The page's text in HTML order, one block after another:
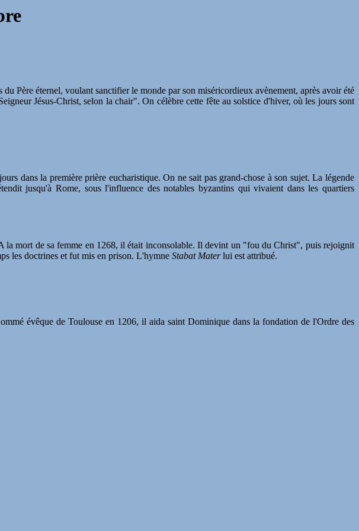
Père éternel, voulant sanctifier le monde par son miséricordieux avènement, après avoir été
Jésus-Christ, selon la chair". On célèbre cette fête au solstice d'hiver, où les jours sont
dans la première prière eucharistique. On ne sait pas grand-chose à son sujet. La légende
jusqu'à Rome, sous l'influence des notables byzantins qui vivaient dans les quartiers
la mort de sa femme en 1268, il était inconsolable. Il devint un "fou du Christ", puis rejoignit
les doctrines et fut mis en prison. L'hymne Stabat Materlui est attribué.
évêque de Toulouse en 1206, il aida saint Dominique dans la fondation de l'Ordre des